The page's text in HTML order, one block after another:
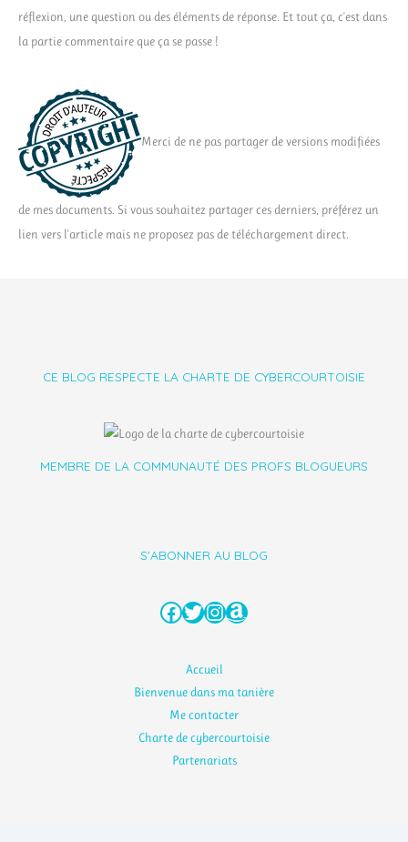
réflexion, une question ou des éléments de réponse. Et tout ça, c'est dans
la partie commentaire que ça se passe !
Merci de ne pas partager de versions modifiées
de mes documents. Si vous souhaitez partager ces derniers, préférez un
lien vers l'article mais ne proposez pas de téléchargement direct.
CE BLOG RESPECTE LA CHARTE DE CYBERCOURTOISIE
MEMBRE DE LA COMMUNAUTÉ DES PROFS BLOGUEURS
S'ABONNER AU BLOG
Facebook
Twitter
Instagram
Amazon
Accueil
Bienvenue dans ma tanière
Me contacter
Charte de cybercourtoisie
Partenariats